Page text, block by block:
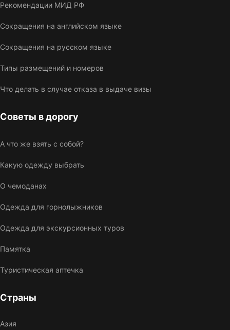
Рекомендации МИД РФ
Сокращения на английском языке
Сокращения на русском языке
Типы размещений и номеров
Что делать в случае отказа в выдаче визы
Советы в дорогу
А что же взять с собой?
Какую одежду выбрать
О чемоданах
Одежда для горнолыжников
Одежда для экскурсионных туров
Памятка
Туристическая аптечка
Страны
Азия